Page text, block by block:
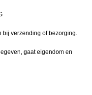
bij verzending of bezorging.
gaat eigendom en